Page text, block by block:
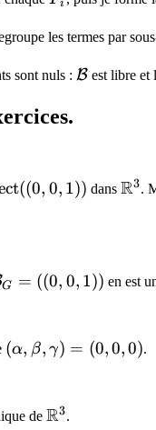
i
les termes par
sont nuls : Best libre et
((0, 0, 1)) dans R3.
G = ((0, 0, 1)) en est
(\alpha,
= (0,0,0)
(α, β, γ) = (0,0,0).
de \mathbb{R}^3
R3.